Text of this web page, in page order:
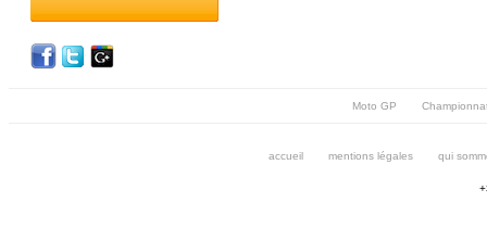
Moto GP
accueil mentions légales qui